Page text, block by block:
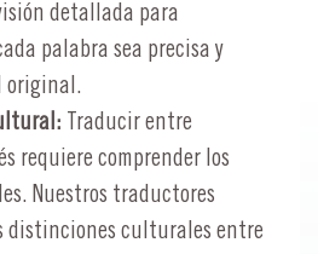
detallada para
palabra sea precisa y
original.
Traducir entre
requiere comprender los
Nuestros traductores
distinciones culturales entre